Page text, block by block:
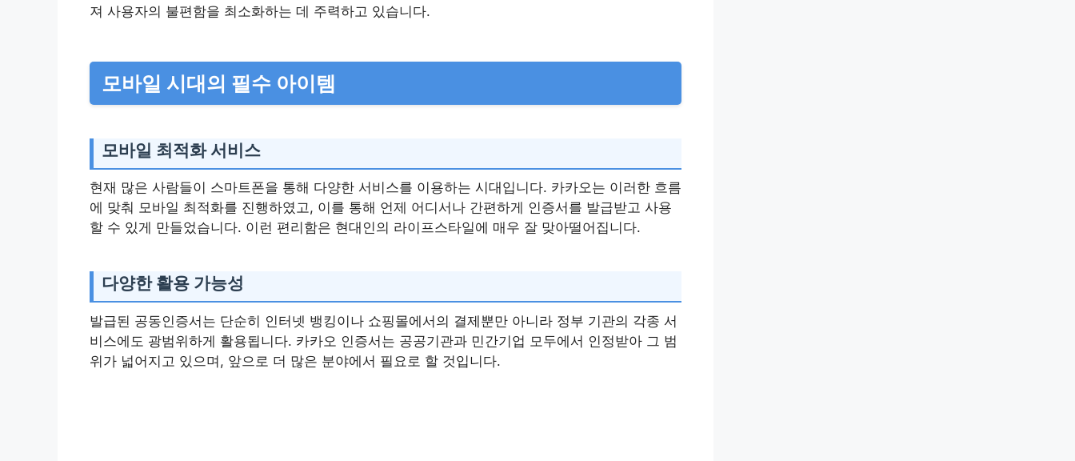
져 사용자의 불편함을 최소화하는 데 주력하고 있습니다.
모바일 시대의 필수 아이템
모바일 최적화 서비스
현재 많은 사람들이 스마트폰을 통해 다양한 서비스를 이용하는 시대입니다. 카카오는 이러한 흐름
에 맞춰 모바일 최적화를 진행하였고, 이를 통해 언제 어디서나 간편하게 인증서를 발급받고 사용
할 수 있게 만들었습니다. 이런 편리함은 현대인의 라이프스타일에 매우 잘 맞아떨어집니다.
다양한 활용 가능성
발급된 공동인증서는 단순히 인터넷 뱅킹이나 쇼핑몰에서의 결제뿐만 아니라 정부 기관의 각종 서
비스에도 광범위하게 활용됩니다. 카카오 인증서는 공공기관과 민간기업 모두에서 인정받아 그 범
위가 넓어지고 있으며, 앞으로 더 많은 분야에서 필요로 할 것입니다.